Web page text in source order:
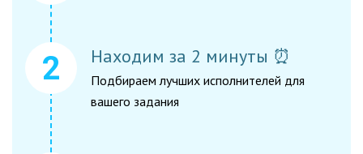
Находим за 2 минуты ⏰
Подбираем лучших исполнителей для
вашего задания